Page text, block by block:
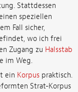
Stattdessen
speziellen
Fall sicher,
wo ich frei
Zugang zu Halsstab
im Weg.
ein Korpuspraktisch.
Strat-Korpus